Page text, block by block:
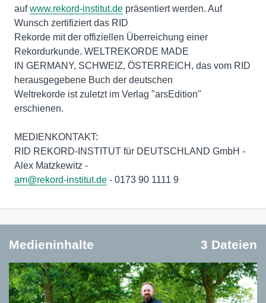
aufwww.rekord-institut.de präsentiert werden. Auf
Wunsch zertifiziert das RID
Rekorde mit der offiziellen Überreichung einer
Rekordurkunde. WELTREKORDE MADE
IN GERMANY, SCHWEIZ, ÖSTERREICH, das vom RID
herausgegebene Buch der deutschen
Weltrekorde ist zuletzt im Verlag "arsEdition"
erschienen.
MEDIENKONTAKT:
RID REKORD-INSTITUT für DEUTSCHLAND GmbH -
am@rekord-institut.de - 0173 90 1111 9
Medieninhalte 3 Dateien